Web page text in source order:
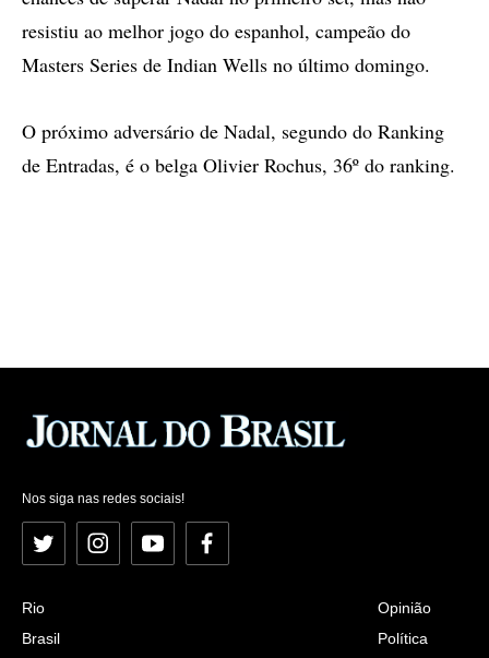
resistiu ao melhor jogo do espanhol, campeão do
Masters Series de Indian Wells no último domingo.
O próximo adversário de Nadal, segundo do Ranking
de Entradas, é o belga Olivier Rochus, 36º do ranking.
Nos siga nas redes sociais!
Twitter InstagramYouTubeFacebook
Rio
Brasil
Opinião
Política